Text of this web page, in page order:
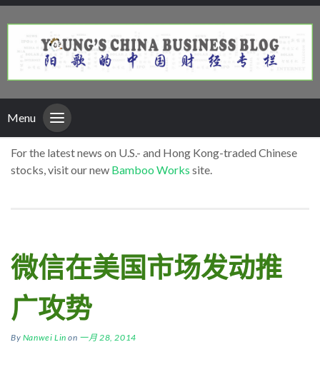
Menu
For the latest news on U.S.- and Hong Kong-traded Chinese
stocks, visit our new Bamboo Works site.
微信在美国市场发动推
广攻势
By Nanwei Lin on 一月 28, 2014